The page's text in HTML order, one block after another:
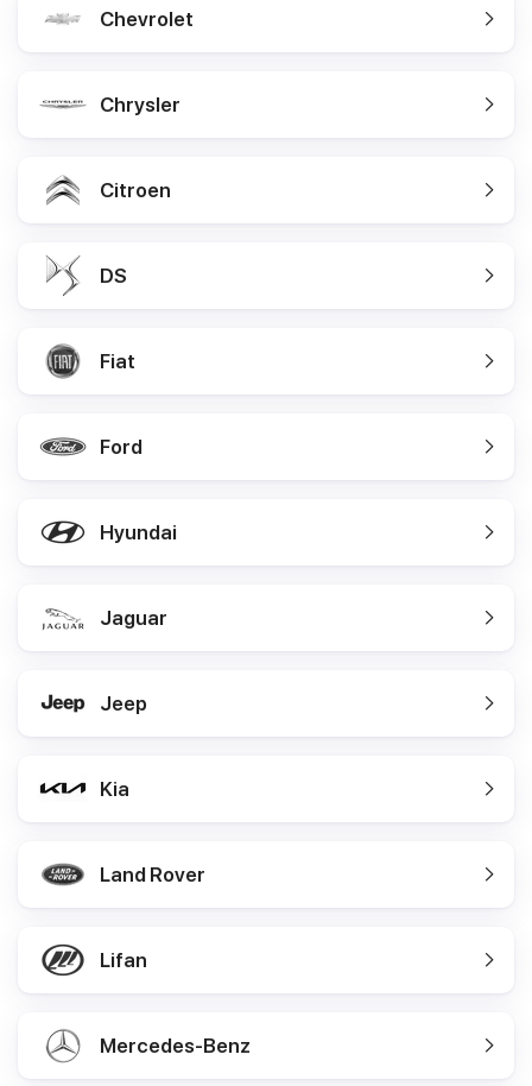
Chevrolet
Chrysler
Citroen
DS
Fiat
Ford
Hyundai
Jaguar
Jeep
Kia
Land Rover
Lifan
Mercedes-Benz